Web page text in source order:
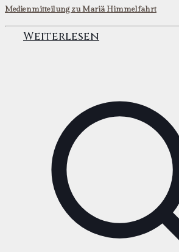
Medienmitteilung zu Mariä Himmelfahrt
Weiterlesen